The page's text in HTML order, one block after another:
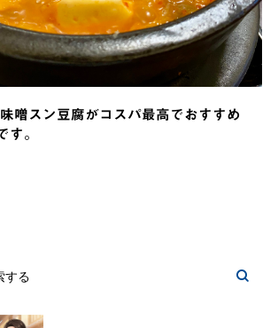
噌スン豆腐がコスパ最高でおすすめ
す。